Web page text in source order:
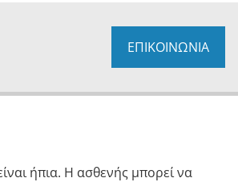
ΕΠΙΚΟΙΝΩΝΙΑ
ήπια. Η ασθενής μπορεί να